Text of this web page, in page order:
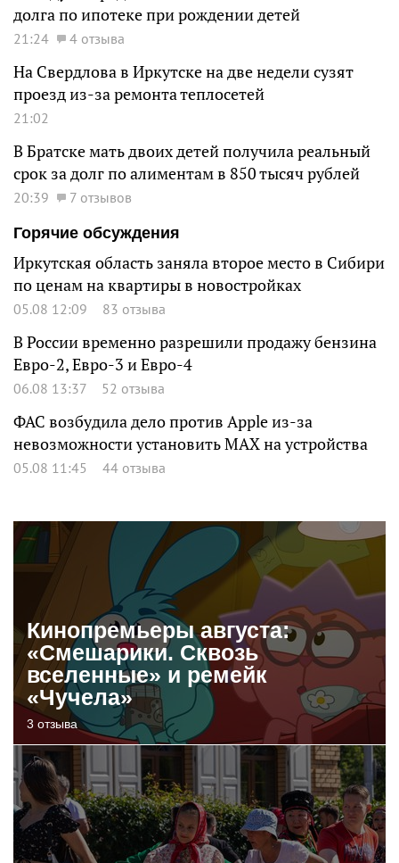
долга по ипотеке при рождении детей
21:24 4 отзыва
На Свердлова в Иркутске на две недели сузят
проезд из-за ремонта теплосетей
21:02
В Братске мать двоих детей получила реальный
срок за долг по алиментам в 850 тысяч рублей
20:39
7 отзывов
Горячие обсуждения
Иркутская область заняла второе место в Сибири
по ценам на квартиры в новостройках
05.08 12:09 83 отзыва
В России временно разрешили продажу бензина
Евро-2, Евро-3 и Евро-4
06.08 13:37 52 отзыва
ФАС возбудила дело против Apple из-за
невозможности установить MAX на устройства
05.08 11:45 44 отзыва
Кинопремьеры августа:
«Смешарики. Сквозь
вселенные» и ремейк
«Чучела»
3 отзыва